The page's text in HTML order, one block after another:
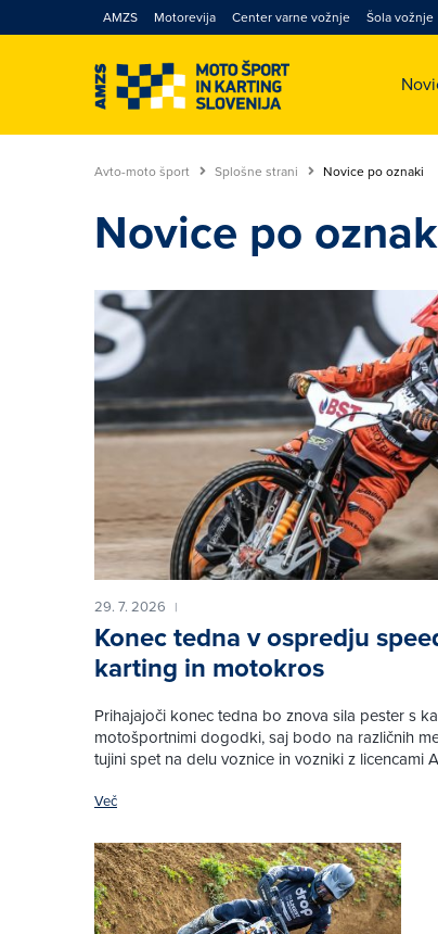
AMZS Motorevija Center varne vožnje Šola vožnje
Avto-moto šport Splošne strani Novice po oznaki
Novice po
29. 7. 2026 |
Konec tedna v ospredju
karting in motokros
Prihajajoči konec tedna bo znova sila pester s
motošportnimi dogodki, saj bodo na različnih
tujini spet na delu voznice in vozniki z licencami
Več